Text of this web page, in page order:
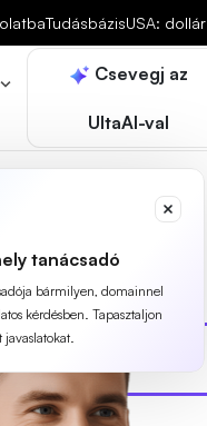
TudásbázisUSA: dollár
Csevegj az
UltaAI-val
tanácsadó
bármilyen, domainnel
kérdésben. Tapasztaljon
javaslatokat.